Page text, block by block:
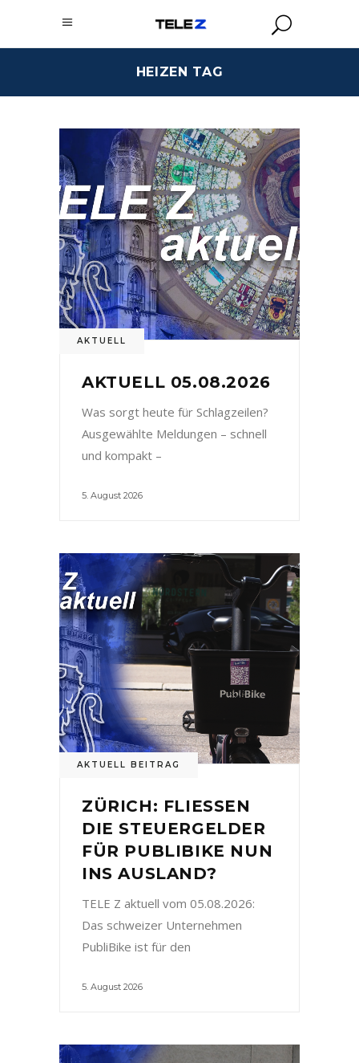
HEIZEN TAG
AKTUELL
AKTUELL 05.08.2026
Was sorgt heute für Schlagzeilen?
Ausgewählte Meldungen – schnell
und kompakt –
5. August 2026
AKTUELL BEITRAG
ZÜRICH: FLIESSEN
DIE STEUERGELDER
FÜR PUBLIBIKE NUN
INS AUSLAND?
TELE Z aktuell vom 05.08.2026:
Das schweizer Unternehmen
PubliBike ist für den
5. August 2026